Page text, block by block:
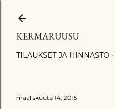
KERMARUUSU
TILAUKSET JA HINNASTO
maaliskuuta 14, 2015